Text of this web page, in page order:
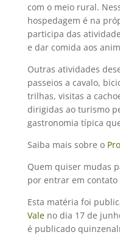
com o meio rural.
hospedagem é na
participa das
e dar comida aos
Outras atividades
passeios a cavalo,
trilhas, visitas a
dirigidas ao turismo
gastronomia típica
Saiba mais sobre o
Quem quiser mudas
por entrar em contato
Esta matéria foi
Valeno dia 17 de
é publicado